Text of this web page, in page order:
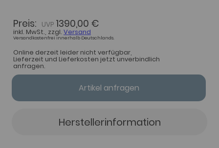
Preis: 1390,00 €
inkl. MwSt., zzgl. Versand
Versandkostenfrei innerhalb Deutschlands.
Online derzeit leider nicht verfügbar,
Lieferzeit und Lieferkosten jetzt unverbindlich
anfragen.
Artikel anfragen
Herstellerinformation